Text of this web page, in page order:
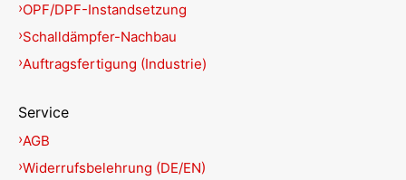
OPF/DPF-Instandsetzung
Schalldämpfer-Nachbau
Auftragsfertigung (Industrie)
Service
AGB
Widerrufsbelehrung (DE/EN)